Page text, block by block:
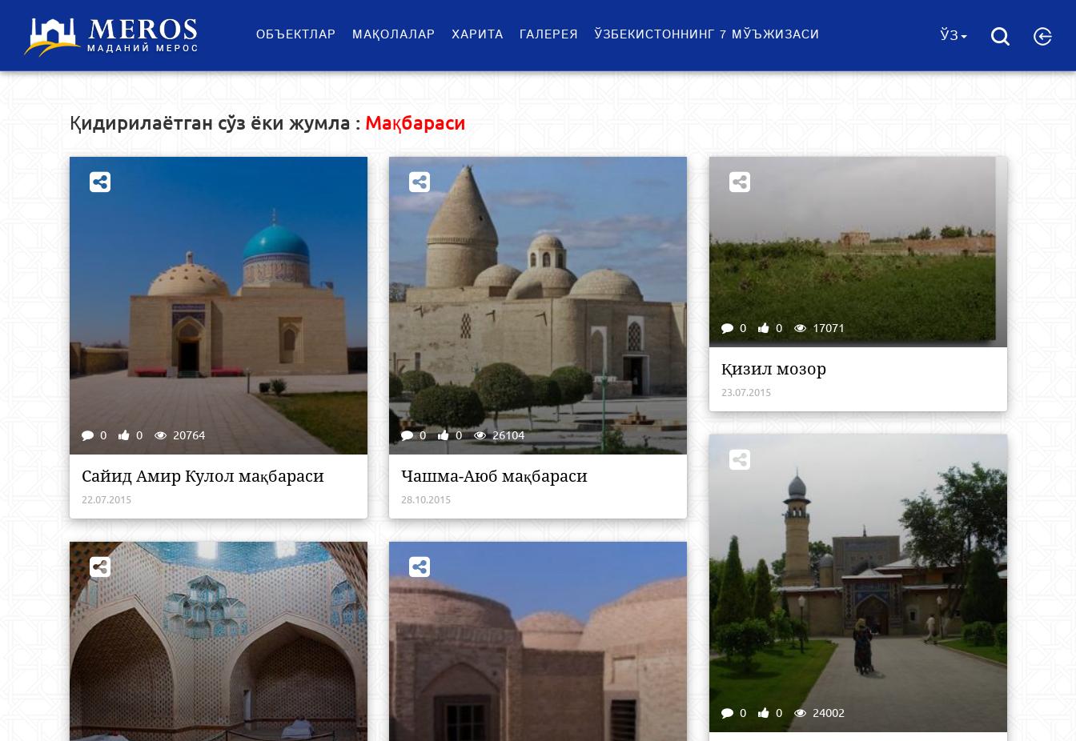
ОБЪЕКТЛАР МАҚОЛАЛАР ХАРИТА ГАЛЕРЕЯ ЎЗБЕКИСТОННИНГ 7 МЎЪЖИЗАСИ ЎЗ
Қидирилаётган сўз ёки жумла : Мақбараси
0 0 20764
Сайид Амир Кулол мақбараси
22.07.2015
0 0 26104
Чашма-Аюб мақбараси
28.10.2015
0 0 17071
Қизил мозор
23.07.2015
0 0 24002